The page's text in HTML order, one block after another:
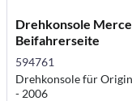
Drehkonsole
Beifahrerseite
594761
Drehkonsole für
- 2006